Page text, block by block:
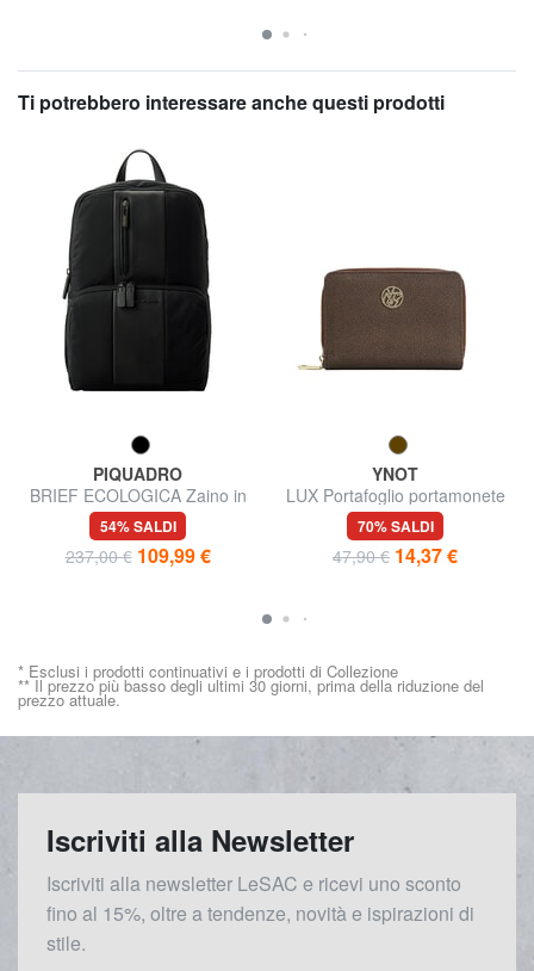
Ti potrebbero interessare anche questi prodotti
PIQUADRO
BRIEF ECOLOGICA Zaino in
tessuto riciclato, pc 14"
54% SALDI
237,00 € 109,99 €
YNOT
LUX Portafoglio portamonete
medio
70% SALDI
47,90 € 14,37 €
* Esclusi i prodotti continuativi e i prodotti di Collezione
** Il prezzo più basso degli ultimi 30 giorni, prima della riduzione del
prezzo attuale.
Iscriviti alla Newsletter
Iscriviti alla newsletter LeSAC e ricevi uno sconto
fino al 15%, oltre a tendenze, novità e ispirazioni di
stile.